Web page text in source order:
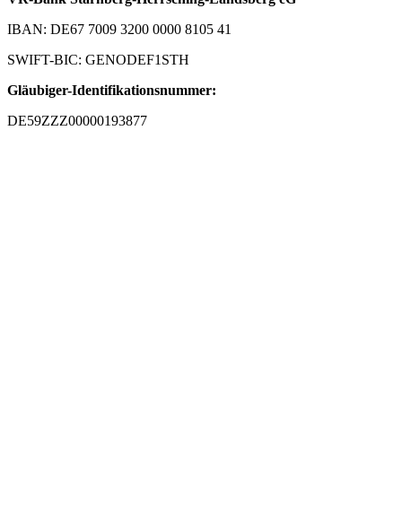
IBAN: DE67 7009 3200 0000 8105 41
SWIFT-BIC: GENODEF1STH
Gläubiger-Identifikationsnummer:
DE59ZZZ00000193877